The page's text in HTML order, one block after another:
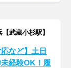
武蔵小杉駅】
など】土日
経験OK！履